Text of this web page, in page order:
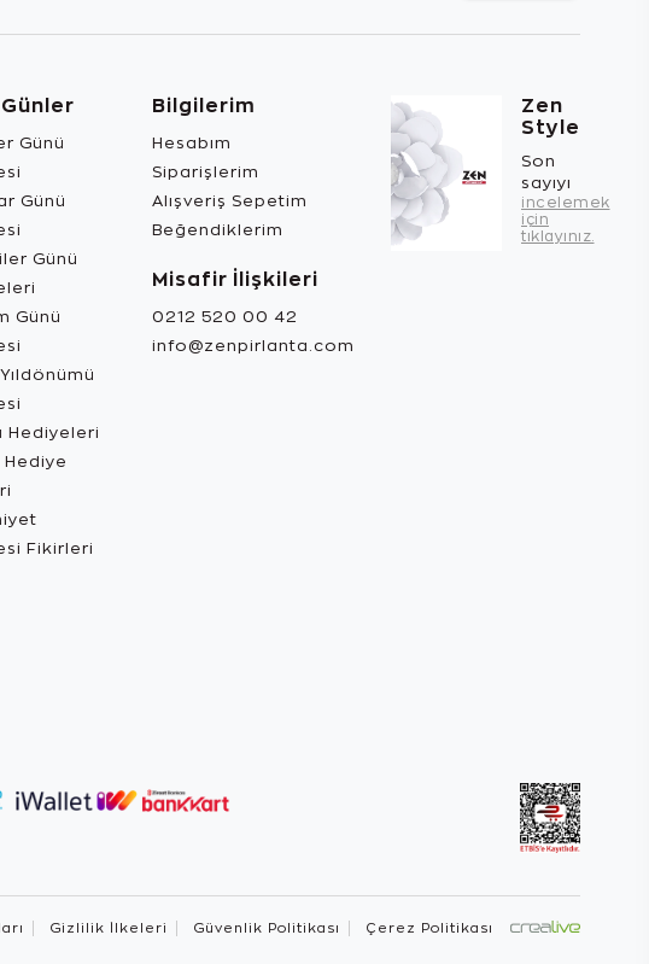
Günü
Günü
Günü
Günü
Hediyeleri
Hediye
Fikirleri
Bilgilerim
Hesabım
Siparişlerim
Alışveriş Sepetim
Beğendiklerim
Misafir İlişkileri
0212 520 00 42
info@zenpirlanta.com
Zen
Style
Son
sayıyı
incelemek
için
tıklayınız.
Gizlilik İlkeleri Güvenlik Politikası Çerez Politikası